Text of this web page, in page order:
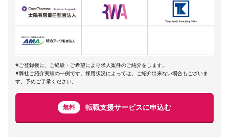
※ご登録後に、ご経験・ご希望により求人案件のご紹介をします。
※弊社ご紹介実績の一例です。採用状況によっては、ご紹介出来ない場合もございま
す。予めご了承ください。
無料 転職支援サービスに申込む